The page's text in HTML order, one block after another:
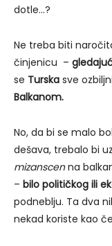
dotle…?
Ne treba biti
činjenicu –
se Turska sve
Balkanom.
No, da bi se malo
dešava, trebalo bi
mizanscenna
– bilo političkog ili
podneblju. Ta dva
nekad koriste kao